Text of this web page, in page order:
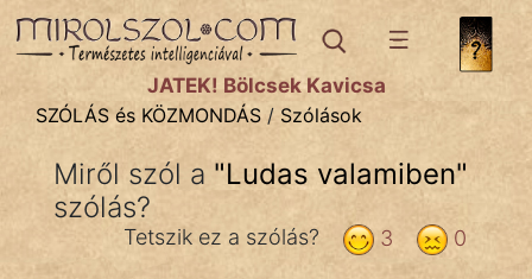
SZÓLÁS ÉS KÖZMONDÁStémák:
Bibliai
Közmondások
JÁTÉK! Bölcsek Kavicsa
SZÓLÁS és KÖZMONDÁS / Szólások
Miről szól a "Ludas valamiben"
szólás?
0
3
Tetszik ez a szólás?